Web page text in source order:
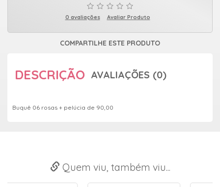
0 avaliações Avaliar Produto
COMPARTILHE ESTE PRODUTO
DESCRIÇÃO AVALIAÇÕES (0)
Buquê 06 rosas + pelúcia de 90,00
Quem viu, também viu...